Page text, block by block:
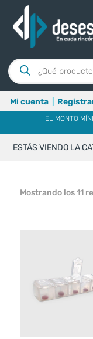
Búsqueda
de
productos
Mi cuenta
EL MONTO
ESTÁS VIENDO LA
Mostrando los 11